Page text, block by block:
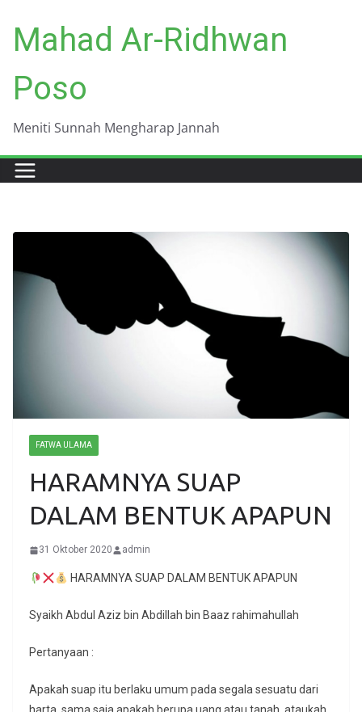
content
Mahad Ar-Ridhwan
Poso
Meniti Sunnah Mengharap Jannah
FATWA ULAMA
HARAMNYA SUAP
DALAM BENTUK APAPUN
31 Oktober 2020 admin
HARAMNYA SUAP DALAM BENTUK APAPUN
Syaikh Abdul Aziz bin Abdillah bin Baaz rahimahullah
Pertanyaan :
Apakah suap itu berlaku umum pada segala sesuatu dari